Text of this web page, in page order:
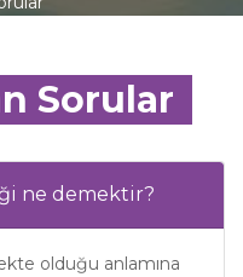
Sorular
ne demektir?
olduğu anlamına